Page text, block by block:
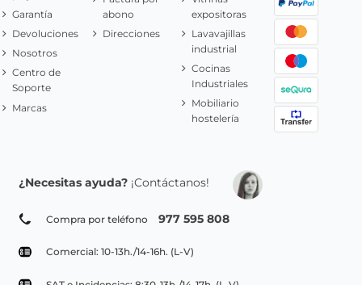
Garantía
Devoluciones
Nosotros
Centro de
Soporte
Marcas
abono
Direcciones
expositoras
Lavavajillas
industrial
Cocinas
Industriales
Mobiliario
hostelería
¿Necesitas ayuda? ¡Contáctanos!
Compra por teléfono 977 595 808
Comercial: 10-13h./14-16h. (L-V)